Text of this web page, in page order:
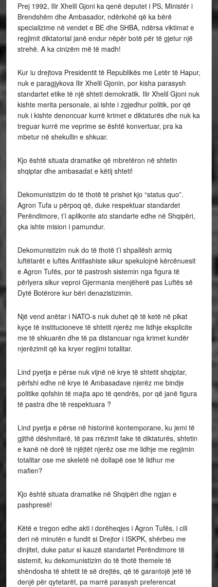
Prej 1992, Ilir Xhelil Gjoni ka qenë deputet i PS, Ministër i
Brendshëm dhe Ambasador, ndërkohë që ka bërë
specializime në vendet e BE dhe SHBA, ndërsa viktimat e
regjimit diktatorial janë endur nëpër botë për të gjetur një
strehë. A ka cinizëm më të madh!
Kur iu drejtova Presidentit të Republikës me Letër të Hapur,
nuk e paragjykova Ilir Xhelil Gjonin, por kisha parasysh
standartet etike të një shteti demokratik. Ilir Xhelil Gjoni nuk
kishte merita personale, ai ishte i zgjedhur politik, por që
nuk i kishte denoncuar kurrë krimet e diktaturës dhe nuk ka
treguar kurrë me veprime se është konvertuar, pra ka
mbetur në shekullin e shkuar.
Kjo është situata dramatike që mbretëron në shtetin
shqiptar dhe ambasadat e këtij shteti!
Dekomunistizim do të thotë të prishet kjo “status quo”.
Agron Tufa u përpoq që, duke respektuar standardet
Perëndimore, t’i aplikonte ato standarte edhe në Shqipëri,
çka ishte mision i pamundur.
Dekomunistizim nuk do të thotë t’i shpallësh armiq
luftëtarët e luftës Antifashiste sikur spekulojnë kërcënuesit
e Agron Tufës, por të pastrosh sistemin nga figura të
përlyera sikur veproi Gjermania menjëherë pas Luftës së
Dytë Botërore kur bëri denazistizimin.
Një vend anëtar i NATO-s nuk duhet që të ketë në pikat
kyçe të institucioneve të shtetit njerëz me lidhje eksplicite
me të shkuarën dhe të pa distancuar nga krimet kundër
njerëzimit që ka kryer regjimi totalitar.
Lind pyetja e përse nuk vijnë në krye të shtetit shqiptar,
përfshi edhe në krye të Ambasadave njerëz me bindje
politike qofshin të majta apo të qendrës, por që janë figura
të pastra dhe të respektuara ?
Lind pyetja e përse në historinë kontemporane, ku jemi të
gjithë dëshmitarë, të pas rrëzimit fake të diktaturës, shtetin
e kanë në dorë të njējtët njerëz ose me lidhje me regjimin
totalitar ose me skeletë në dollapë ose të lidhur me
mafien?
Kjo është situata dramatike në Shqipëri dhe ngjan e
pashpresë!
Këtë e tregon edhe akti i dorëheqjes i Agron Tufës, i cili
deri në minutën e fundit si Drejtor i ISKPK, shërbeu me
dinjitet, duke patur si kauzë standartet Perëndimore të
sistemit, ku dekomunistizim do të thotë themele të
shëndosha të shtetit të së drejtës, që të garantojë jetë të
denjë për qytetarët, pa marrë parasysh preferencat